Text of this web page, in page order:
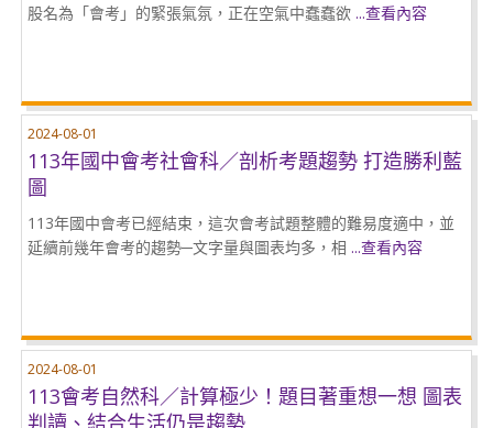
股名為「會考」的緊張氣氛，正在空氣中蠢蠢欲 ...查看內容
2024-08-01
113年國中會考社會科／剖析考題趨勢 打造勝利藍
圖
113年國中會考已經結束，這次會考試題整體的難易度適中，並
延續前幾年會考的趨勢─文字量與圖表均多，相 ...查看內容
2024-08-01
113會考自然科／計算極少！題目著重想一想 圖表
判讀、結合生活仍是趨勢